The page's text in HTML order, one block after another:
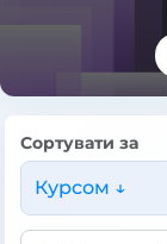
Сортувати за
Курсом ↓